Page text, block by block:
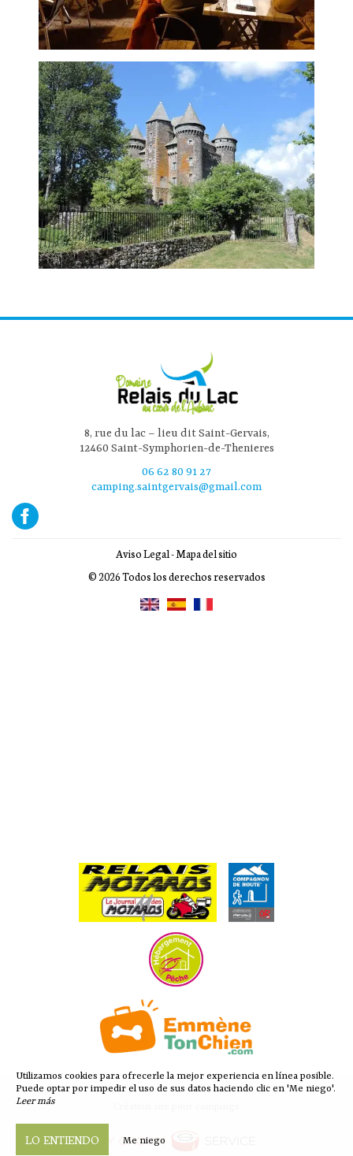
8, rue du lac – lieu dit Saint-Gervais,
12460 Saint-Symphorien-de-Thenieres
06 62 80 91 27
camping.saintgervais@gmail.com
Aviso Legal-Mapa del sitio
© 2026 Todos los derechos reservados
Utilizamos cookies para ofrecerle la mejor experiencia en línea posible.
Puede optar por impedir el uso de sus datos haciendo clic en 'Me niego'.
Leer más
LO ENTIENDO Me niego